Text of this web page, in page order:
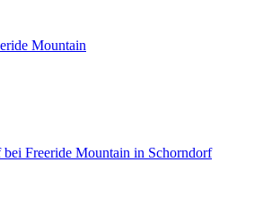
Mountain
bei Freeride Mountain in Schorndorf